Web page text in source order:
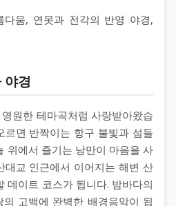
다움, 연못과 전각의 반영 야경,
야경
원한 테마곡처럼 사랑받아왔습
르면 반짝이는 항구 불빛과 섬들
위에서 즐기는 낭만이 마음을 사
대교 인근에서 이어지는 해변 산
데이트 코스가 됩니다. 밤바다의
고백에 완벽한 배경음악이 됩